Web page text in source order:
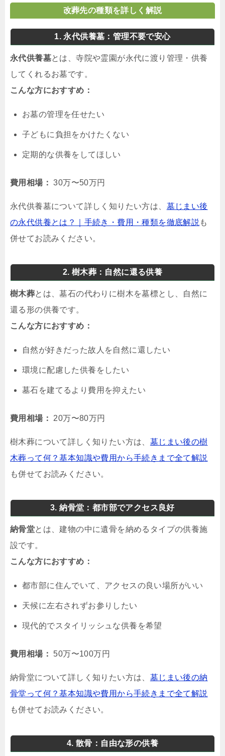
改葬先の種類を詳しく解説
1. 永代供養墓：管理不要で安心
永代供養墓とは、寺院や霊園が永代に渡り管理・供養
してくれるお墓です。
こんな方におすすめ：
お墓の管理を任せたい
子どもに負担をかけたくない
定期的な供養をしてほしい
費用相場： 30万〜50万円
永代供養墓について詳しく知りたい方は、 墓じまい後
の永代供養とは？｜手続き・費用・種類を徹底解説 も
併せてお読みください。
2. 樹木葬：自然に還る供養
樹木葬とは、墓石の代わりに樹木を墓標とし、自然に
還る形の供養です。
こんな方におすすめ：
自然が好きだった故人を自然に還したい
環境に配慮した供養をしたい
墓石を建てるより費用を抑えたい
費用相場： 20万〜80万円
樹木葬について詳しく知りたい方は、 墓じまい後の樹
木葬って何？基本知識や費用から手続きまで全て解説
も併せてお読みください。
3. 納骨堂：都市部でアクセス良好
納骨堂とは、建物の中に遺骨を納めるタイプの供養施
設です。
こんな方におすすめ：
都市部に住んでいて、アクセスの良い場所がいい
天候に左右されずお参りしたい
現代的でスタイリッシュな供養を希望
費用相場： 50万〜100万円
納骨堂について詳しく知りたい方は、 墓じまい後の納
骨堂って何？基本知識や費用から手続きまで全て解説
も併せてお読みください。
4. 散骨：自由な形の供養